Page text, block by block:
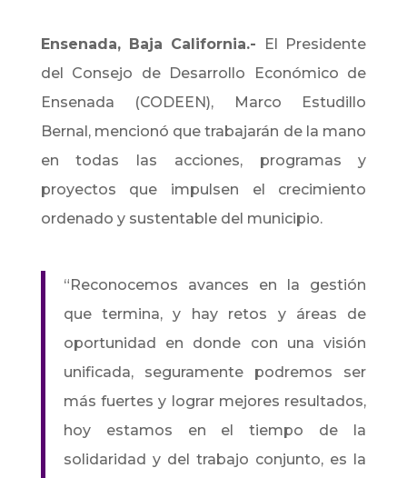
Ensenada, Baja California.-
El Presidente
del Consejo de Desarrollo Económico de
Ensenada (CODEEN), Marco Estudillo
Bernal, mencionó que trabajarán de la mano
en todas las acciones, programas y
proyectos que impulsen el crecimiento
ordenado y sustentable del municipio.
“Reconocemos avances en la gestión
que termina, y hay retos y áreas de
oportunidad en donde con una visión
unificada, seguramente podremos ser
más fuertes y lograr mejores resultados,
hoy estamos en el tiempo de la
solidaridad y del trabajo conjunto, es la